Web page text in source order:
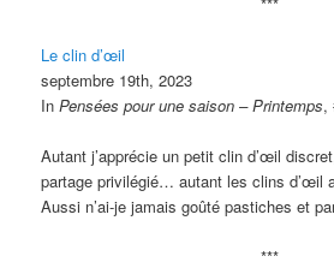
Le clin d’œil
septembre 19th, 2023
InPensées pour une saison – Printemps,
Autant j’apprécie un petit clin d’œil
partage privilégié… autant les clins d’œil
Aussi n’ai-je jamais goûté pastiches et
***